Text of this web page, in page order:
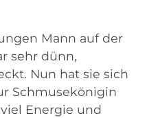
Mann auf der
sehr dünn,
Nun hat sie sich
Schmusekönigin
Energie und